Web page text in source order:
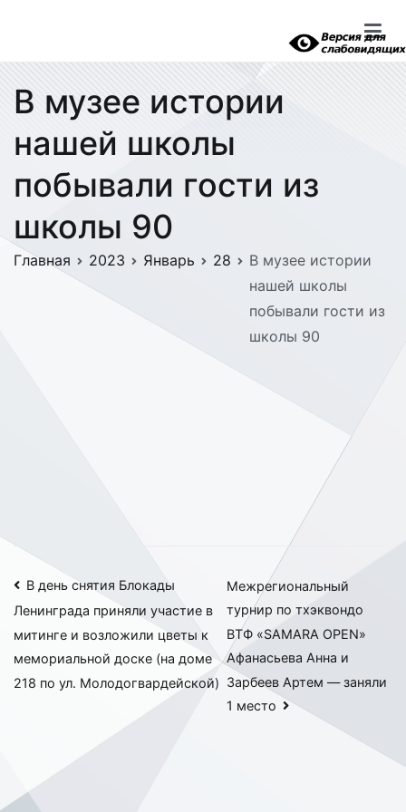
В музее истории
нашей школы
побывали гости из
школы 90
Главная 2023 Январь 28
В музее истории
нашей школы
побывали гости из
школы 90
Навигация
по
записям
В день снятия Блокады
Ленинграда приняли участие в
митинге и возложили цветы к
мемориальной доске (на доме
218 по ул. Молодогвардейской)
Межрегиональный
турнир по тхэквондо
ВТФ «SAMARA OPEN»
Афанасьева Анна и
Зарбеев Артем — заняли
1 место